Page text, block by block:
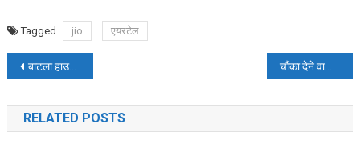
Tagged jio एयरटेल
Post
navigation
बाटला हाउस: जॉन अब्राहम की हो सकती है सबसे बड़ी हिट चौंका देने वाला खुलासा: शराब की लत के पीछे ये जीन होता है जिम्मेदार
RELATED POSTS